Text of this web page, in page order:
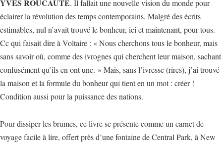
YVES ROUCAUTE. Il fallait une nouvelle vision du monde pour
éclairer la révolution des temps contemporains. Malgré des écrits
estimables, nul n’avait trouvé le bonheur, ici et maintenant, pour tous.
Cc qui faisait dire à Voltaire : « Nous cherchons tous le bonheur, mais
sans savoir où, comme des ivrognes qui cherchent leur maison, sachant
confusément qu’ils en ont une. » Mais, sans l’ivresse (rires), j’ai trouvé
la maison et la formule du bonheur qui tient en un mot : créer !
Condition aussi pour la puissance des nations.
Pour dissiper les brumes, ce livre se présente comme un carnet de
voyage facile à lire, offert près d’une fontaine de Central Park, à New